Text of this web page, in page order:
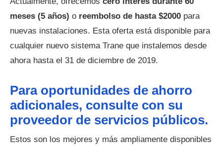
meses (5 años) o reembolso de hasta $2000 para
nuevas instalaciones. Esta oferta está disponible para
cualquier nuevo sistema Trane que instalemos desde
ahora hasta el 31 de diciembre de 2019.
Para oportunidades de ahorro
adicionales, consulte con su
proveedor de servicios públicos.
Estos son los mejores y más ampliamente disponibles